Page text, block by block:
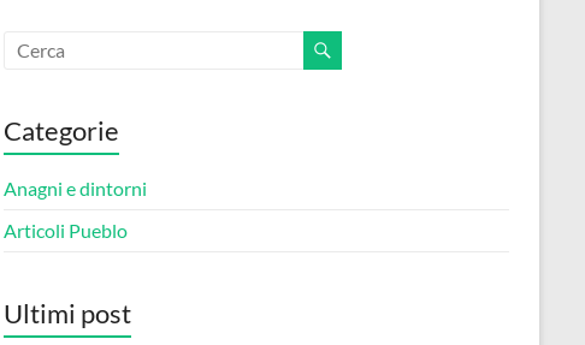
Categorie
Anagni e dintorni
Articoli Pueblo
Ultimi post